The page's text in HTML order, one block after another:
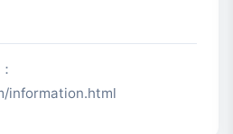
information.html